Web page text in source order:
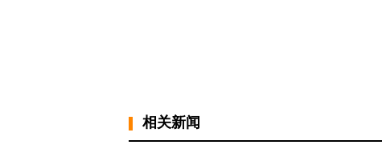
相关新闻